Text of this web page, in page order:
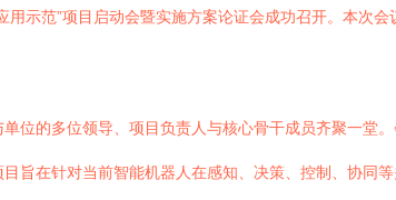
示范”项目启动会暨实施方案论证会成功召开。本次
位的多位领导、项目负责人与核心骨干成员齐聚一堂
旨在针对当前智能机器人在感知、决策、控制、协同